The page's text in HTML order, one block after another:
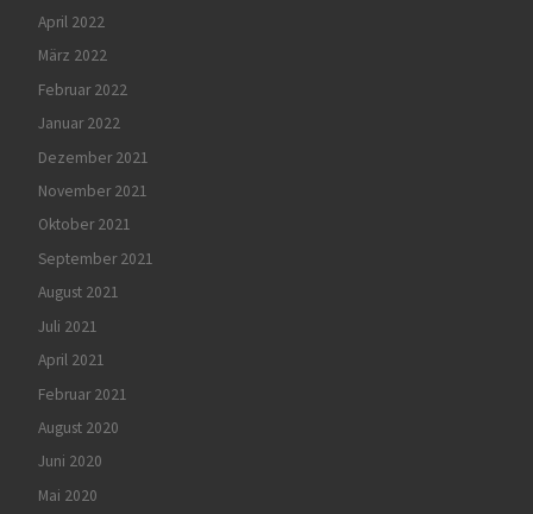
April 2022
März 2022
Februar 2022
Januar 2022
Dezember 2021
November 2021
Oktober 2021
September 2021
August 2021
Juli 2021
April 2021
Februar 2021
August 2020
Juni 2020
Mai 2020